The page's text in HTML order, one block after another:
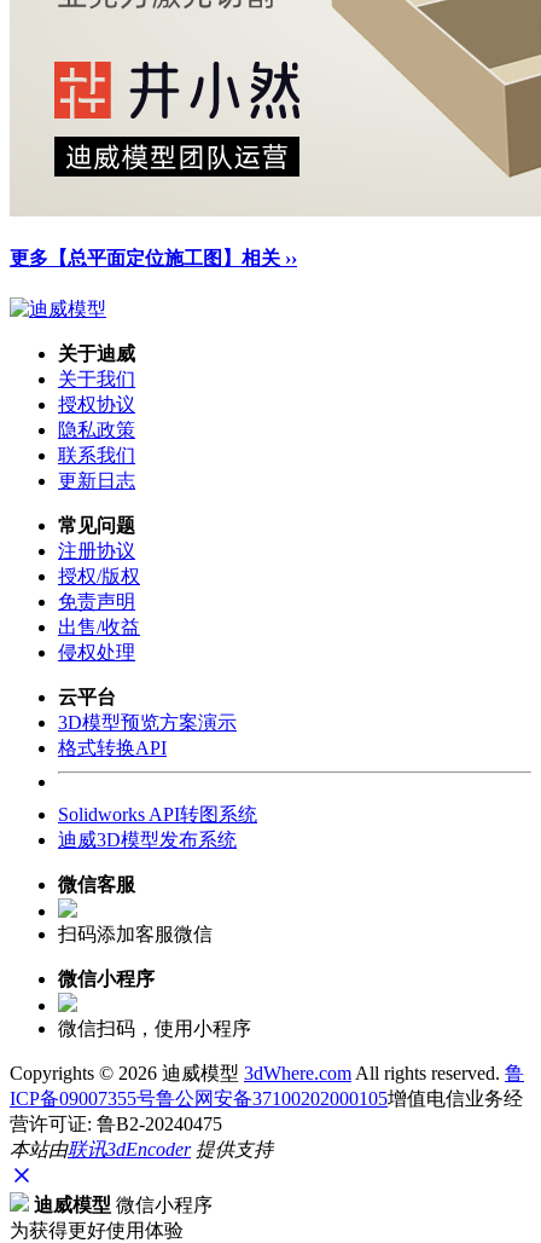
更多【总平面定位施工图】相关 ››
关于迪威
关于我们
授权协议
隐私政策
联系我们
更新日志
常见问题
注册协议
授权/版权
免责声明
出售/收益
侵权处理
云平台
3D模型预览方案演示
格式转换API
Solidworks API转图系统
迪威3D模型发布系统
微信客服
扫码添加客服微信
微信小程序
微信扫码，使用小程序
Copyrights © 2026 迪威模型 3dWhere.com All rights reserved. 鲁
ICP备09007355号鲁公网安备37100202000105增值电信业务经
营许可证: 鲁B2-20240475
本站由联讯3dEncoder提供支持
迪威模型 微信小程序
为获得更好使用体验